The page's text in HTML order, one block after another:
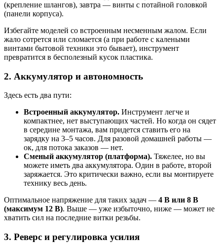
(крепление шлангов), завтра — винты с потайной головкой
(панели корпуса).
Избегайте моделей со встроенным несменным жалом. Если
жало сотрется или сломается (а при работе с калеными
винтами бытовой техники это бывает), инструмент
превратится в бесполезный кусок пластика.
2. Аккумулятор и автономность
Здесь есть два пути:
Встроенный аккумулятор. Инструмент легче и
компактнее, нет выступающих частей. Но когда он сядет
в середине монтажа, вам придется ставить его на
зарядку на 3–5 часов. Для разовой домашней работы —
ок, для потока заказов — нет.
Сменый аккумулятор (платформа). Тяжелее, но вы
можете иметь два аккумулятора. Один в работе, второй
заряжается. Это критически важно, если вы монтируете
технику весь день.
Оптимальное напряжение для таких задач — 4 В или 8 В
(максимум 12 В). Выше — уже избыточно, ниже — может не
хватить сил на последние витки резьбы.
3. Реверс и регулировка усилия